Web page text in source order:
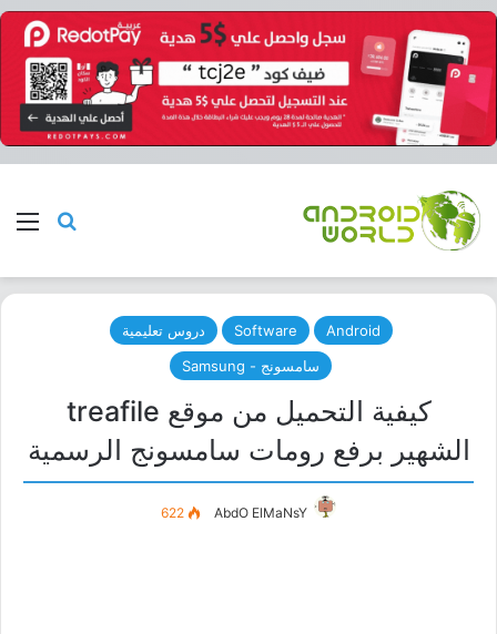
بحث
Android
Software
دروس تعليمية
سامسونج - Samsung
كيفية التحميل من موقع treafile
الشهير برفع رومات سامسونج الرسمية
AbdO ElMaNsY
622